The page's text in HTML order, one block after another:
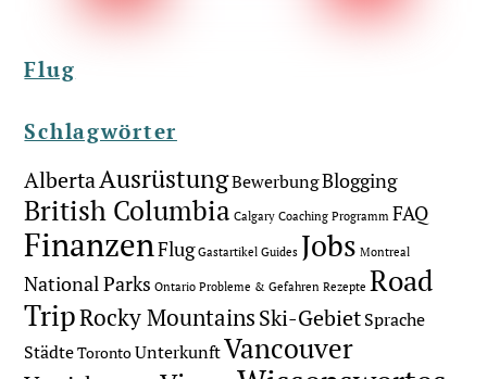
Flug
Schlagwörter
AlbertaAusrüstungBewerbungBlogging
British Columbia Calgary Coaching Programm FAQ
FinanzenFlug Gastartikel Guides Jobs Montreal
National Parks Ontario Probleme & Gefahren Rezepte Road
TripRocky MountainsSki-GebietSprache
StädteTorontoUnterkunftVancouver